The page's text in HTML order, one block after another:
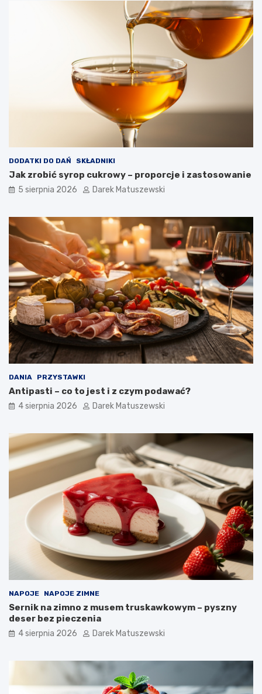
DODATKI DO DAŃ SKŁADNIKI
Jak zrobić syrop cukrowy – proporcje i zastosowanie
5 sierpnia 2026 Darek Matuszewski
DANIA PRZYSTAWKI
Antipasti – co to jest i z czym podawać?
4 sierpnia 2026 Darek Matuszewski
NAPOJE NAPOJE ZIMNE
Sernik na zimno z musem truskawkowym – pyszny
deser bez pieczenia
4 sierpnia 2026 Darek Matuszewski